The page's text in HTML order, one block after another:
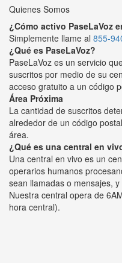
Quienes Somos
¿Cómo activo PaseLaVoz
Simplemente llame al 855-
¿Qué es PaseLaVoz?
PaseLaVoz es un servicio
suscritos por medio de su
acceso gratuito a un código
Área Próxima
La cantidad de suscritos
alrededor de un código
área.
¿Qué es una central en
Una central en vivo es un
operarios humanos
sean llamadas o mensajes,
Nuestra central opera de
hora central).